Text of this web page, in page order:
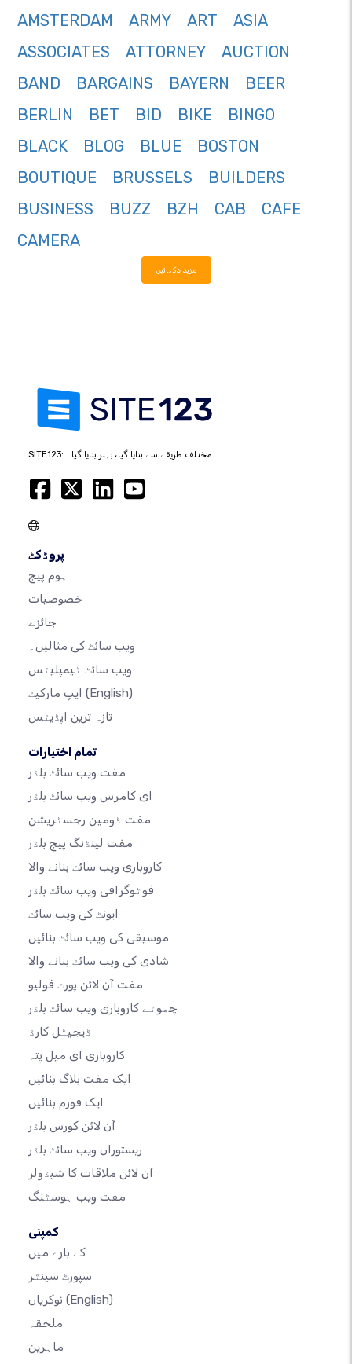
AMSTERDAM
ARMY ART
ASIA
ASSOCIATES
ATTORNEY
AUCTION
BAND
BARGAINS BAYERN
BEER
BERLIN
BET BID BIKE
BINGO
BLACK
BLOG BLUE
BOSTON
BOUTIQUE
BRUSSELS
BUILDERS
BUSINESS
BUZZ BZH CAB
CAFE
CAMERA
مزید دکھائیں
SITE123: مختلف طریقے سے بنایا گیا، بہتر بنایا گیا۔
پروڈکٹ
ہوم پیج
خصوصیات
جائزے
ویب سائٹ کی مثالیں۔
ویب سائٹ ٹیمپلیٹس
(English)
تازہ ترین اپڈیٹس
تمام اختیارات
مفت ویب سائٹ بلڈر
ای کامرس ویب سائٹ بلڈر
مفت ڈومین رجسٹریشن
مفت لینڈنگ پیج بلڈر
کاروباری ویب سائٹ بنانے والا
فوٹوگرافی ویب سائٹ بلڈر
ایونٹ کی ویب سائٹ
موسیقی کی ویب سائٹ بنائیں
شادی کی ویب سائٹ بنانے والا
مفت آن لائن پورٹ فولیو
چھوٹے کاروباری ویب سائٹ بلڈر
ڈیجیٹل کارڈ
کاروباری ای میل پتہ
ایک مفت بلاگ بنائیں
ایک فورم بنائیں
آن لائن کورس بلڈر
ریستوراں ویب سائٹ بلڈر
آن لائن ملاقات کا شیڈولر
مفت ویب ہوسٹنگ
کمپنی
کے بارے میں
سپورٹ سینٹر
(English)
ملحقہ
ماہرین